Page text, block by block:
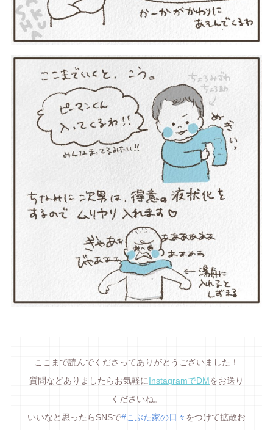
ここまで読んでくださってありがとうございました！
質問などありましたらお気軽に InstagramでDM をお送り
くださいね。
いいなと思ったらSNSで#こぶた家の日々 をつけて拡散お